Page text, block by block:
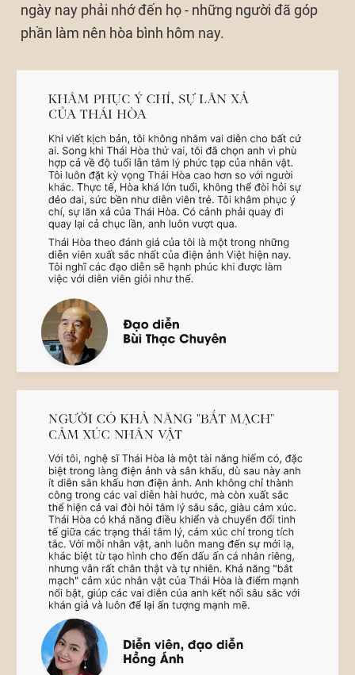
ngày nay phải nhớ đến họ - những người đã góp
phần làm nên hòa bình hôm nay.